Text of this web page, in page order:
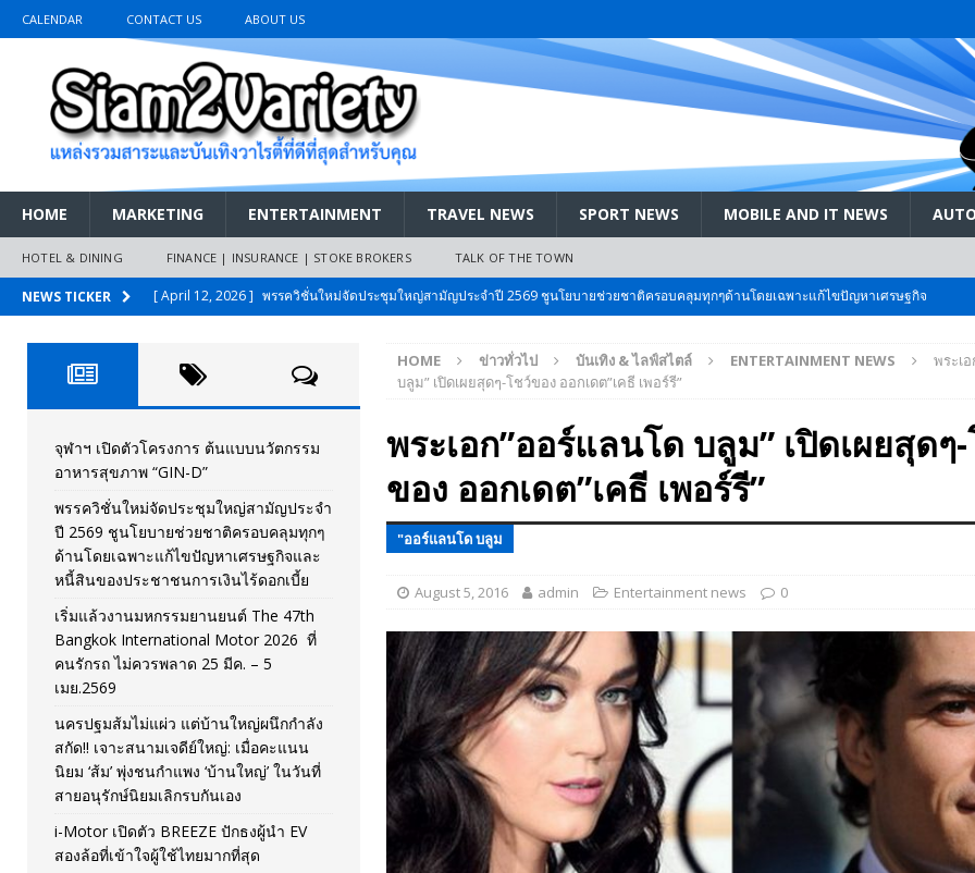
CALENDAR CONTACT US ABOUT US
HOME MARKETING ENTERTAINMENT TRAVEL NEWS SPORT NEWS MOBILE AND IT NEWS
HOTEL & DINING FINANCE | INSURANCE | STOKE BROKERS TALK OF THE TOWN
NEWS TICKER [ April 12, 2026 ] พรรควิชั่นใหม่จัดประชุมใหญ่สามัญประจำปี 2569 ชูนโยบายช่วยชาติครอบคลุมทุกๆด้านโดยเฉพาะแก้ไขปัญหาเศรษฐกิจ
[ March 26, 2026 ]
เริ่มแล้วงานมหกรรมยานยนต์ The 47th Bangkok International Motor 2026 ที่คนรักรถ ไม่ควรพลาด 25 มีค. – 5
เมย.2569
AUTO NEWS
[ February 10, 2026 ] นครปฐมส้มไม่แผ่ว แต่บ้านใหญ่ผนึกกำลัง สกัด!! เจาะสนามเจดีย์ใหญ่: เมื่อคะแนนนิยม ‘ส้ม’ พุ่งชนกำแพง ‘บ้านใหญ่’ ใน
วันที่สายอนุรักษ์นิยมเลิกรบกันเอง
PR NEWS
[ November 26, 2025 ] i-Motor เปิดตัว BREEZE ปักธงผู้นำ EV สองล้อที่เข้าใจผู้ใช้ไทยมากที่สุด
AUTO NEWS
[ April 30, 2026 ] จุฬาฯ เปิดตัวโครงการ ต้นแบบนวัตกรรมอาหารสุขภาพ “GIN-D”
HOME ข่าวทั่วไป บันเทิง & ไลฟ์สไตล์ ENTERTAINMENT NEWS
พระเ
บลูม” เปิดเผยสุดๆ-โชว์ของ ออกเดต”เคธี เพอร์รี”
พระเอก”ออร์แลนโด บลูม” เปิดเผยสุดๆ
ของ ออกเดต”เคธี เพอร์รี”
"ออร์แลนโด บลูม
August 5, 2016 admin Entertainment news 0
จุฬาฯ เปิดตัวโครงการ ต้นแบบนวัตกรรม
อาหารสุขภาพ “GIN-D”
พรรควิชั่นใหม่จัดประชุมใหญ่สามัญประจำ
ปี 2569 ชูนโยบายช่วยชาติครอบคลุมทุกๆ
ด้านโดยเฉพาะแก้ไขปัญหาเศรษฐกิจและ
หนี้สินของประชาชนการเงินไร้ดอกเบี้ย
เริ่มแล้วงานมหกรรมยานยนต์ The 47th
Bangkok International Motor 2026 ที่
คนรักรถ ไม่ควรพลาด 25 มีค. – 5
เมย.2569
นครปฐมส้มไม่แผ่ว แต่บ้านใหญ่ผนึกกำลัง
สกัด!! เจาะสนามเจดีย์ใหญ่: เมื่อคะแนน
นิยม ‘ส้ม’ พุ่งชนกำแพง ‘บ้านใหญ่’ ในวันที่
สายอนุรักษ์นิยมเลิกรบกันเอง
i-Motor เปิดตัว BREEZE ปักธงผู้นำ EV
สองล้อที่เข้าใจผู้ใช้ไทยมากที่สุด